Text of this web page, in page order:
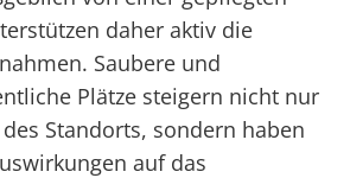
daher aktiv die
Saubere und
Plätze steigern nicht nur
Standorts, sondern haben
auf das